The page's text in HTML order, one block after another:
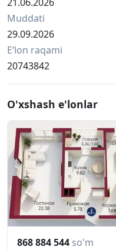
21.06.2026
Muddati
29.09.2026
Eʼlon raqami
20743842
O'xshash e'lonlar
868 884 544 so'm